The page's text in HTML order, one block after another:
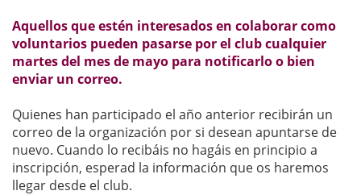
Aquellos que estén interesados en colaborar como
voluntarios pueden pasarse por el club cualquier
martes del mes de mayo para notificarlo o bien
enviar un correo.
Quienes han participado el año anterior recibirán un
correo de la organización por si desean apuntarse de
nuevo. Cuando lo recibáis no hagáis en principio a
inscripción, esperad la información que os haremos
llegar desde el club.